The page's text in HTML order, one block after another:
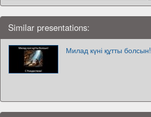
Similar presentations:
Милад күні құтты болсын!